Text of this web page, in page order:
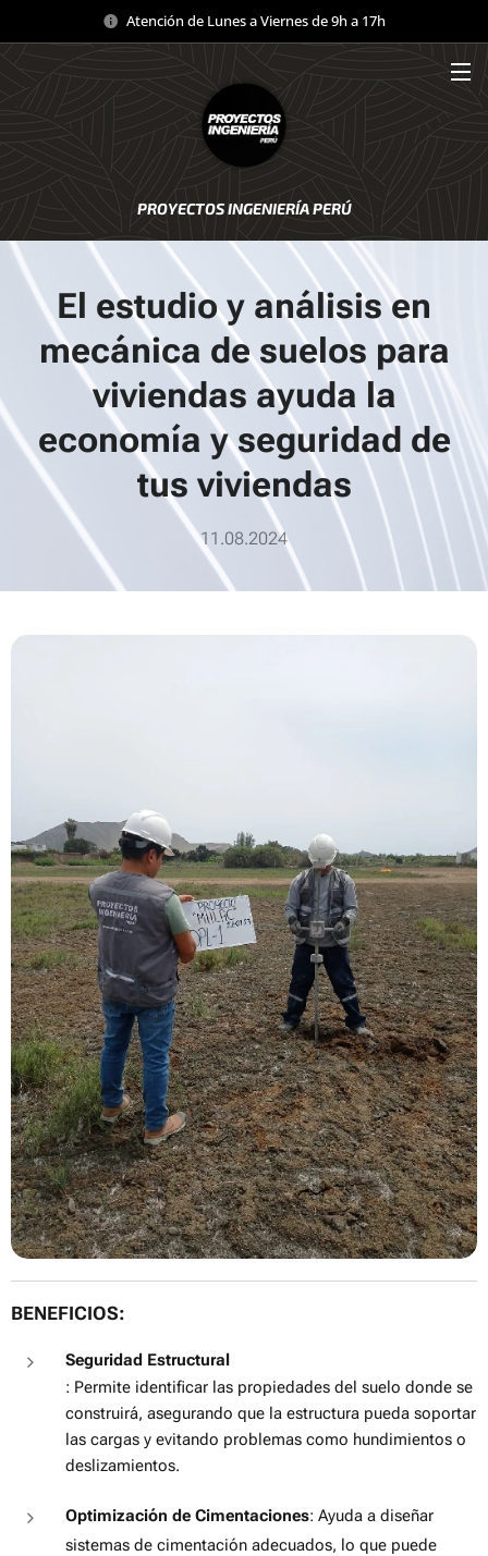
Atención de Lunes a Viernes de 9h a 17h
PROYECTOS INGENIERÍA PERÚ
El estudio y análisis en
mecánica de suelos para
viviendas ayuda la
economía y seguridad de
tus viviendas
11.08.2024
BENEFICIOS:
Seguridad Estructural
: Permite identificar las propiedades del suelo donde se
construirá, asegurando que la estructura pueda soportar
las cargas y evitando problemas como hundimientos o
deslizamientos.
Optimización de Cimentaciones: Ayuda a diseñar
sistemas de cimentación adecuados, lo que puede